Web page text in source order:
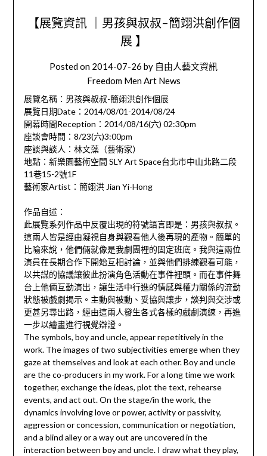
【展覽資訊 ｜男孩與叔叔-簡翊洪創作個
展 】
Posted on 2014-07-26 by 自由人藝文資訊
Freedom Men Art News
展覽名稱：男孩與叔叔-簡翊洪創作個展
展覽日期Date：2014/08/01-2014/08/24
開幕時間Reception：2014/08/16(六) 02:30pm
座談會時間：8/23(六)3:00pm
座談與談人：林文藻（藝術家）
地點：新樂園藝術空間 SLY Art Space台北市中山北路二段
11巷15-2號1F
藝術家Artist：簡翊洪 Jian Yi-Hong
作品自述：
此展覽系列作品中反覆出現的符號語言即是：男孩與叔叔。
這兩人皆是經由凝視自身與觀看他人後再現的產物。簡單的
比喻來說，他們倆就像是我劇團裡的固定班底。我與這兩位
演員在長期合作下開始互相討論，並與他們排練觀看可能，
以共謀的協議讓彼此扮演角色活動在事件裡頭。而在事件舞
台上他倆互動演出，讓生活中行進的情感與權力關係的流動
狀態被戲劇揭示。主動與被動、妥協與讓步，談判與交涉或
更甚另尋出路，經由這兩人發生各式各樣的戲劇演練，再進
一步以繪畫進行視覺辯證。
The symbols, boy and uncle, appear repetitively in the
work. The images of two subjectivities emerge when they
gaze at themselves and look at each other. Boy and uncle
are the co-producers in my work. For a long time we work
together, exchange the ideas, plot the text, rehearse
events, and act out. On the stage/in the work, the
dynamics involving love or power, activity or passivity,
aggression or concession, communication or negotiation,
and a blind alley or a way out are uncovered in the
interaction between boy and uncle. I draw what they play,